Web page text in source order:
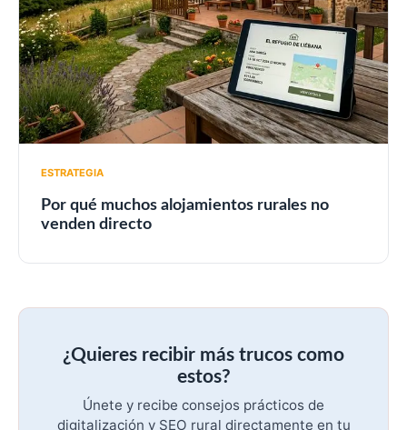
ESTRATEGIA
Por qué muchos alojamientos rurales no
venden directo
¿Quieres recibir más trucos como
estos?
Únete y recibe consejos prácticos de
digitalización y SEO rural directamente en tu